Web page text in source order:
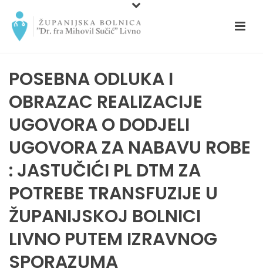
POSEBNA ODLUKA I
OBRAZAC REALIZACIJE
UGOVORA O DODJELI
UGOVORA ZA NABAVU ROBE
: JASTUČIĆI PL DTM ZA
POTREBE TRANSFUZIJE U
ŽUPANIJSKOJ BOLNICI
LIVNO PUTEM IZRAVNOG
SPORAZUMA